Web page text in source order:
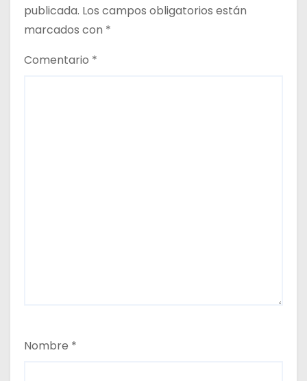
publicada. Los campos obligatorios están
marcados con *
Comentario *
Nombre *